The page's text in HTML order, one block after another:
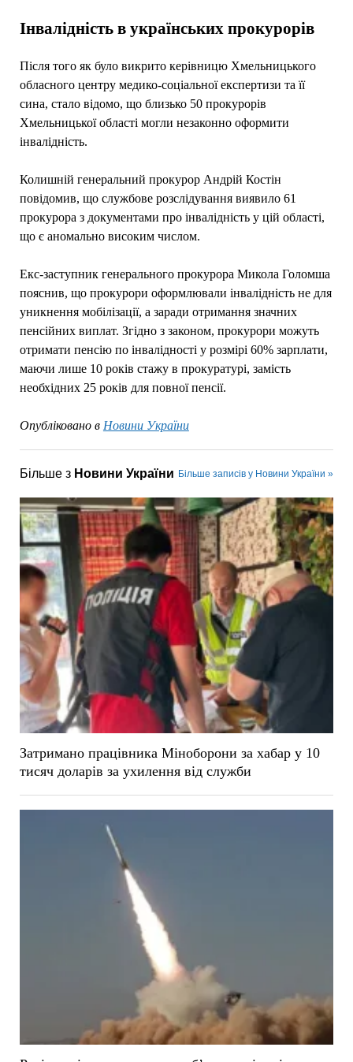
Інвалідність в українських прокурорів
Після того як було викрито керівницю Хмельницького
обласного центру медико-соціальної експертизи та її
сина, стало відомо, що близько 50 прокурорів
Хмельницької області могли незаконно оформити
інвалідність.
Колишній генеральний прокурор Андрій Костін
повідомив, що службове розслідування виявило 61
прокурора з документами про інвалідність у цій області,
що є аномально високим числом.
Екс-заступник генерального прокурора Микола Голомша
пояснив, що прокурори оформлювали інвалідність не для
уникнення мобілізації, а заради отримання значних
пенсійних виплат. Згідно з законом, прокурори можуть
отримати пенсію по інвалідності у розмірі 60% зарплати,
маючи лише 10 років стажу в прокуратурі, замість
необхідних 25 років для повної пенсії.
Опубліковано в Новини України
Більше з Новини України Більше записів у Новини України »
Затримано працівника Міноборони за хабар у 10
тисяч доларів за ухилення від служби